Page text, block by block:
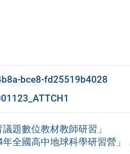
bce8-fd25519b4028
議題數位教材教師研習」
全國高中地球科學研習營」